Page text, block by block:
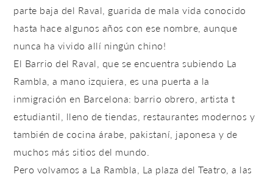
parte baja del Raval, guarida de mala vida conocido
hasta hace algunos años con ese nombre, aunque
nunca ha vivido allí ningún chino!
El Barrio del Raval, que se encuentra subiendo La
Rambla, a mano izquiera, es una puerta a la
inmigración en Barcelona: barrio obrero, artista t
estudiantil, lleno de tiendas, restaurantes modernos y
también de cocina árabe, pakistaní, japonesa y de
muchos más sitios del mundo.
Pero volvamos a La Rambla, La plaza del Teatro, a las